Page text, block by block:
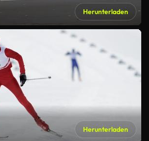
Herunterladen
Herunterladen